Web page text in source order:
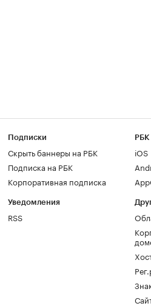
Подписки
Скрыть баннеры на РБК
Подписка на РБК
Корпоративная подписка
Уведомления
RSS
РБК
iOS